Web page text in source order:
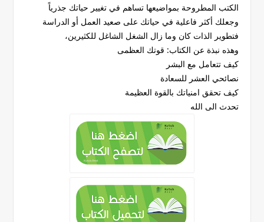
الكتب المطروحة بمواضيعها تساهم في تغيير حياتك جذرياً
وجعلك أكثر فاعلية في حياتك على صعيد العمل أو الدراسة
فتطوير الذات كان وما زال الشغل الشاغل للكثيرين،
وهذه نبذة عن الكتاب: قوتك العظمى
كيف تتعامل مع البشر
نصائحي العشر للسعادة
كيف تحقق امنياتك بالقوة العظيمة
تحدث الى الله